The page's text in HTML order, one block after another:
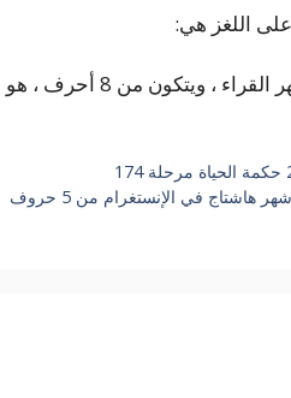
اللغز هي:
من 8 أحرف ، هو المعيقلي.
هاشتاج في الإنستغرام من 5 حروف